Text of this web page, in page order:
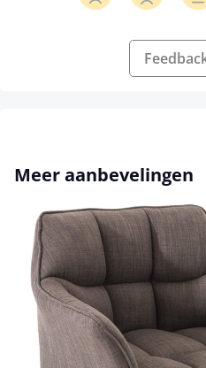
Productgalerij overslaan
Meer aanbevelingen